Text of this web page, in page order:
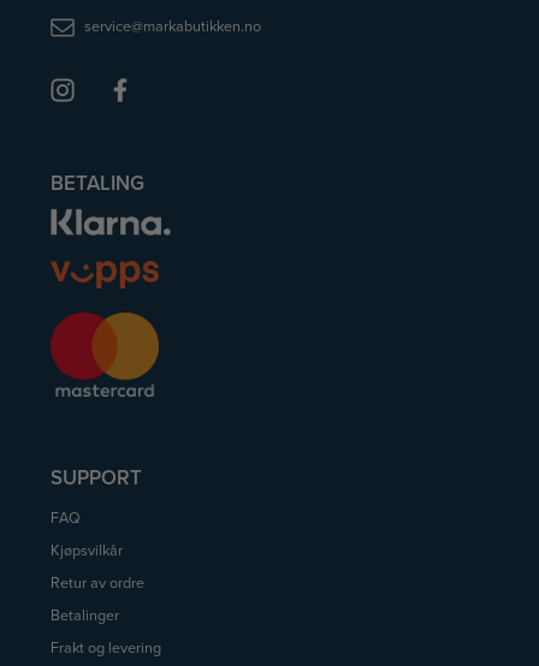
service@markabutikken.no
BETALING
SUPPORT
FAQ
Kjøpsvilkår
Retur av ordre
Betalinger
Frakt og levering